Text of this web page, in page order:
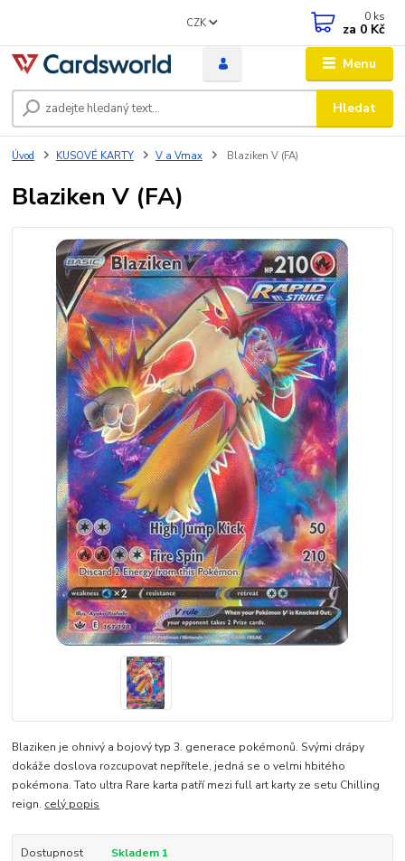
Menu
CZK
Hledat
0 ks
za 0 Kč
Úvod KUSOVÉ KARTY V a Vmax Blaziken V (FA)
Blaziken V (FA)
Blaziken je ohnivý a bojový typ 3. generace pokémonů. Svými drápy
dokáže doslova rozcupovat nepřítele, jedná se o velmi hbitého
pokémona. Tato ultra Rare karta patří mezi full art karty ze setu Chilling
reign. celý popis
Dostupnost
Skladem 1